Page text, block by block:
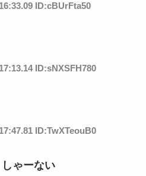
ID:cBUrFta50
ID:sNXSFH780
ID:TwXTeouB0
ゃーない